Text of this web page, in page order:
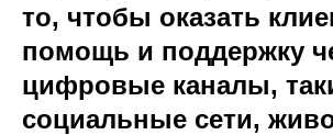
то, чтобы оказать
помощь и поддержку
цифровые каналы,
социальные сети,